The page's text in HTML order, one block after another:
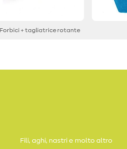
Forbici + tagliatrice rotante
Fili, aghi, nastri e molto altro